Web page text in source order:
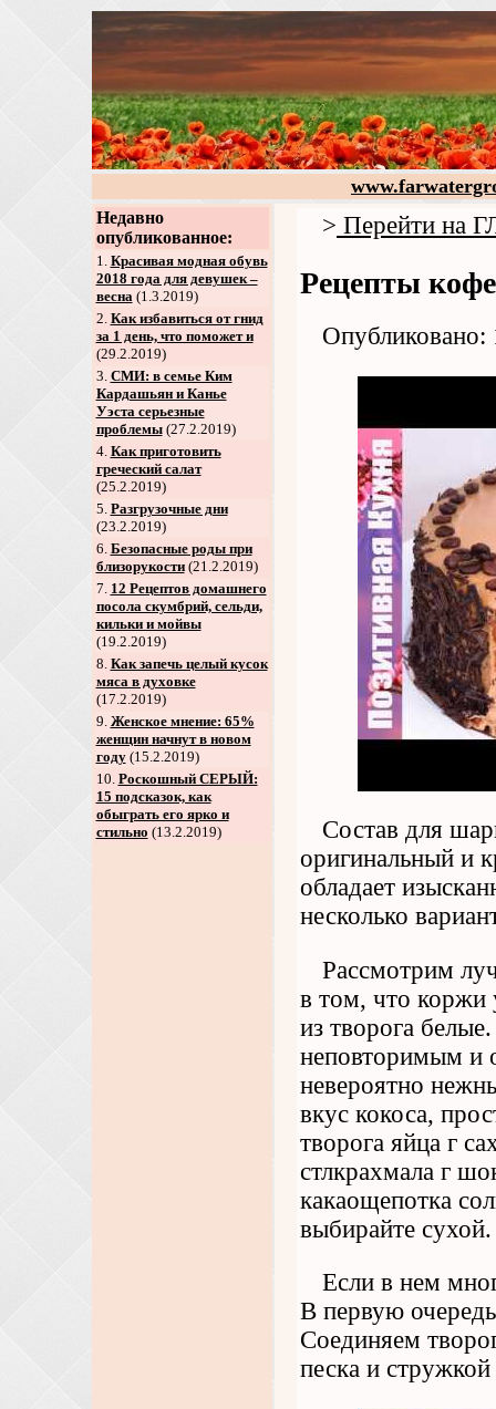
Недавно
опубликованное:
1. Красивая модная обувь
2018 года для девушек –
весна(1.3.2019)
2. Как избавиться от гнид
за 1 день, что поможет и
(29.2.2019)
3. СМИ: в семье Ким
Кардашьян и Канье
Уэста серьезные
проблемы(27.2.2019)
4. Как приготовить
греческий салат
(25.2.2019)
5. Разгрузочные дни
(23.2.2019)
6. Безопасные роды при
близорукости(21.2.2019)
7. 12 Рецептов домашнего
посола скумбрий, сельди,
кильки и мойвы
(19.2.2019)
8. Как запечь целый кусок
мяса в духовке
(17.2.2019)
9. Женское мнение: 65%
женщин начнут в новом
году(15.2.2019)
10. Роскошный СЕРЫЙ:
15 подсказок, как
обыграть его ярко и
стильно (13.2.2019)
> Перейти на
Рецепты
Опубликовано:
Состав для
оригинальный и
обладает
несколько
Рассмотрим
в том, что коржи
из творога
неповторимым и
невероятно
вкус кокоса,
творога яйца г
стлкрахмала г
какаощепотка
выбирайте сухой.
Если в нем
В первую
Соединяем
песка и